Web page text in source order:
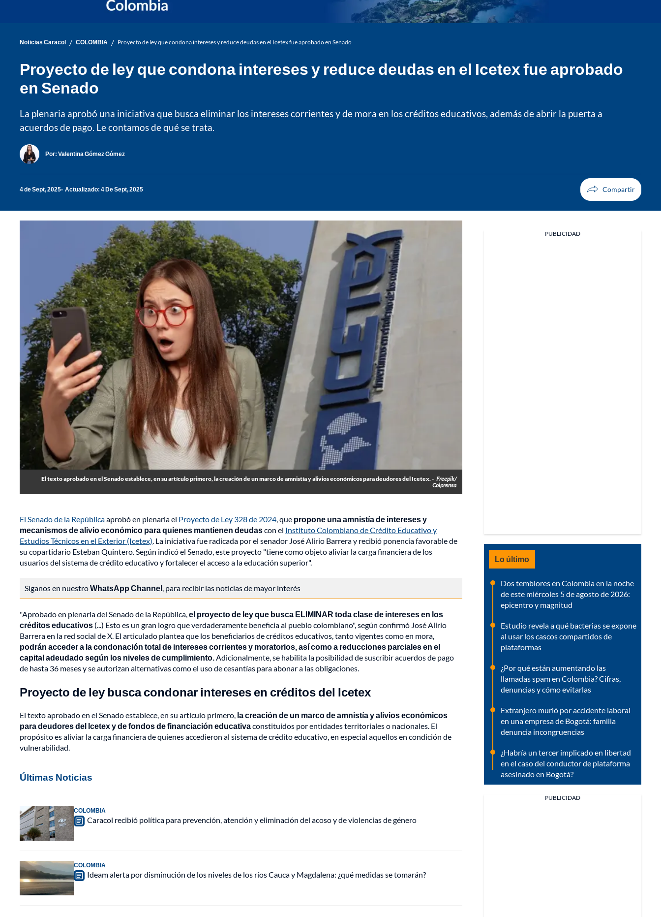
Noticias Caracol / COLOMBIA / Proyecto de ley que condona intereses y reduce deudas en el Icetex fue aprobado en Senado
Proyecto de ley que condona intereses y reduce deudas en el Icetex fue aprobado
en Senado
La plenaria aprobó una iniciativa que busca eliminar los intereses corrientes y de mora en los créditos educativos, además de abrir la puerta a
acuerdos de pago. Le contamos de qué se trata.
Por: Valentina Gómez Gómez
4 de Sept, 2025 Actualizado: 4 De Sept, 2025
El texto aprobado en el Senado establece, en su artículo primero, la creación de un marco de amnistía y alivios económicos para deudores del Icetex. - Freepik/
Colprensa
El Senado de la Repúblicaaprobó en plenaria el Proyecto de Ley 328 de 2024, que propone una amnistía de intereses y
mecanismos de alivio económico para quienes mantienen deudascon el Instituto Colombiano de Crédito Educativo y
Estudios Técnicos en el Exterior (Icetex). La iniciativa fue radicada por el senador José Alirio Barrera y recibió ponencia favorable de
su copartidario Esteban Quintero. Según indicó el Senado, este proyecto "tiene como objeto aliviar la carga financiera de los
usuarios del sistema de crédito educativo y fortalecer el acceso a la educación superior".
Síganos en nuestroWhatsApp Channel, para recibir las noticias de mayor interés
"Aprobado en plenaria del Senado de la República,el proyecto de ley que busca ELIMINAR toda clase de intereses en los
créditos educativos (...) Esto es un gran logro que verdaderamente beneficia al pueblo colombiano", según confirmó José Alirio
Barrera en la red social de X. El articulado plantea que los beneficiarios de créditos educativos, tanto vigentes como en mora,
podrán acceder a la condonación total de intereses corrientes y moratorios, así como a reducciones parciales en el
capital adeudado según los niveles de cumplimiento.Adicionalmente, se habilita la posibilidad de suscribir acuerdos de pago
de hasta 36 meses y se autorizan alternativas como el uso de cesantías para abonar a las obligaciones.
Proyecto de ley busca condonar intereses en créditos del Icetex
El texto aprobado en el Senado establece, en su artículo primero, la creación de un marco de amnistía y alivios económicos
para deudores del Icetex y de fondos de financiación educativaconstituidos por entidades territoriales o nacionales. El
propósito es aliviar la carga financiera de quienes accedieron al sistema de crédito educativo, en especial aquellos en condición de
vulnerabilidad.
Últimas Noticias
COLOMBIA
Caracol recibió política para prevención, atención y eliminación del acoso y de violencias de género
COLOMBIA
Ideam alerta por disminución de los niveles de los ríos Cauca y Magdalena: ¿qué medidas se tomarán?
PUBLICIDAD
Lo último
Dos temblores en Colombia en la noche
de este miércoles 5 de agosto de 2026:
epicentro y magnitud
Estudio revela a qué bacterias se expone
al usar los cascos compartidos de
plataformas
¿Por qué están aumentando las
llamadas spam en Colombia? Cifras,
denuncias y cómo evitarlas
Extranjero murió por accidente laboral
en una empresa de Bogotá: familia
denuncia incongruencias
¿Habría un tercer implicado en libertad
en el caso del conductor de plataforma
asesinado en Bogotá?
PUBLICIDAD